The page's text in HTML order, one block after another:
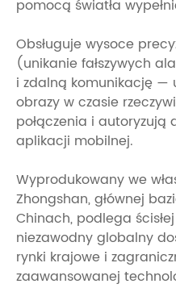
pomocą światła
Obsługuje wysoce
(unikanie fałszywych
i zdalną komunikację —
obrazy w czasie
połączenia i
aplikacji mobilnej.
Wyprodukowany we
Zhongshan, głównej
Chinach, podlega
niezawodny globalny
rynki krajowe i
zaawansowanej